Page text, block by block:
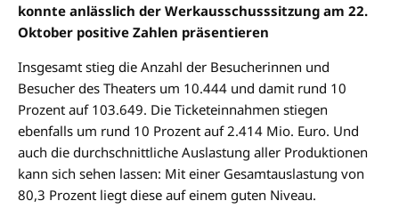
konnte anlässlich der Werkausschusssitzung am 22.
Oktober positive Zahlen präsentieren
Insgesamt stieg die Anzahl der Besucherinnen und
Besucher des Theaters um 10.444 und damit rund 10
Prozent auf 103.649. Die Ticketeinnahmen stiegen
ebenfalls um rund 10 Prozent auf 2.414 Mio. Euro. Und
auch die durchschnittliche Auslastung aller Produktionen
kann sich sehen lassen: Mit einer Gesamtauslastung von
80,3 Prozent liegt diese auf einem guten Niveau.